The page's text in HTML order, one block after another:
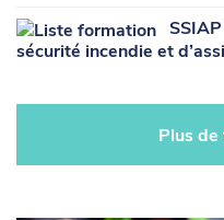
sécurité incendie et
Plus